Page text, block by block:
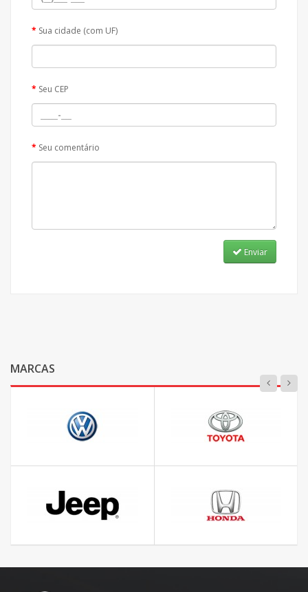
Sua cidade (com UF)
Seu CEP
Seu comentário
Enviar
MARCAS